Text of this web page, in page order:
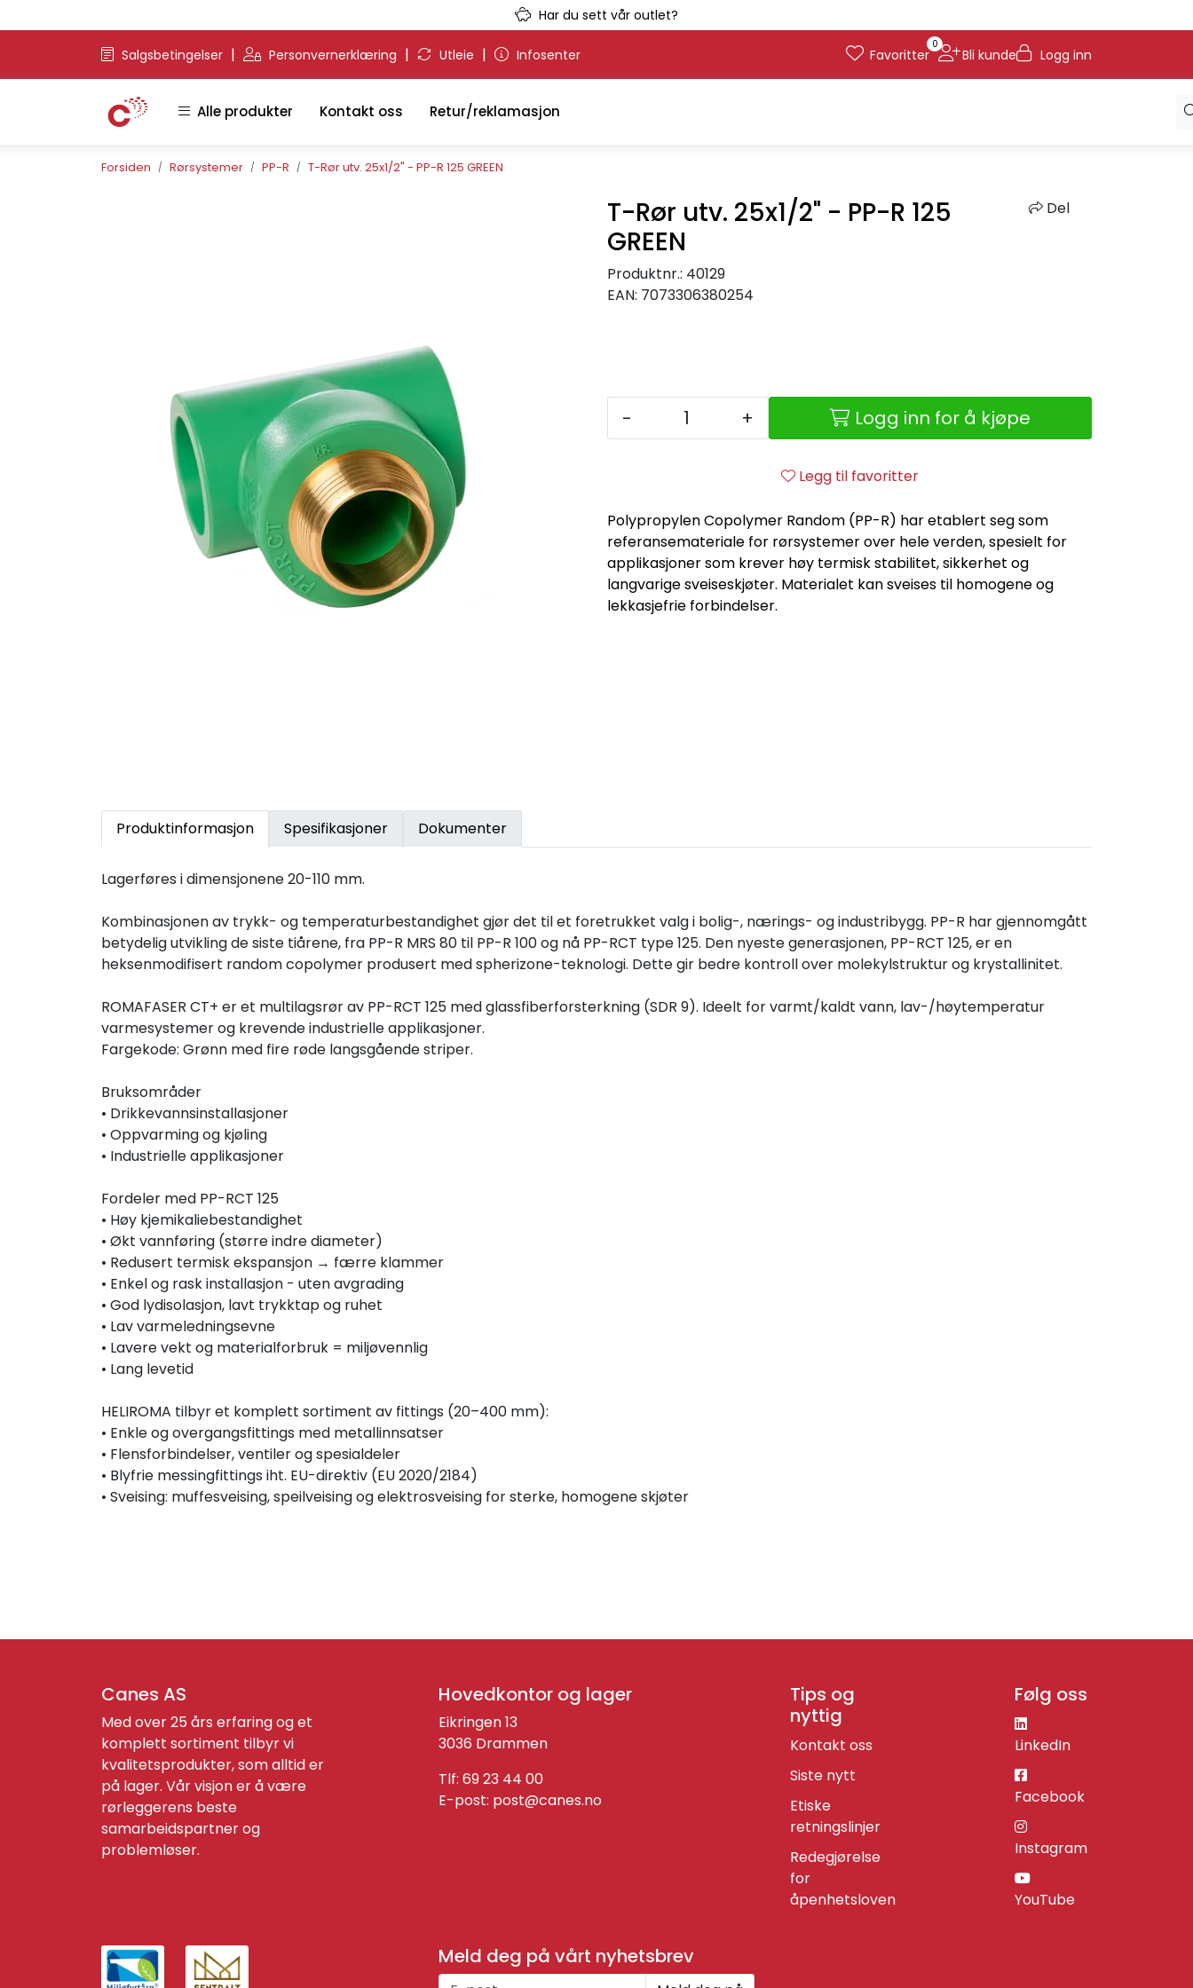
Har du sett vår outlet?
Salgsbetingelser | Personvernerklæring | Utleie | Infosenter
0
Favoritter Bli kunde Logg inn
Alle produkter Kontakt oss Retur/reklamasjon
Forsiden Rørsystemer PP-R T-Rør utv. 25x1/2" - PP-R 125 GREEN
T-Rør utv. 25x1/2" - PP-R 125
GREEN
Produktnr.: 40129
EAN: 7073306380254
Del
- + Logg inn for å kjøpe
Legg til favoritter
Polypropylen Copolymer Random (PP-R) har etablert seg som
referansemateriale for rørsystemer over hele verden, spesielt for
applikasjoner som krever høy termisk stabilitet, sikkerhet og
langvarige sveiseskjøter. Materialet kan sveises til homogene og
lekkasjefrie forbindelser.
Produktinformasjon Spesifikasjoner Dokumenter
Lagerføres i dimensjonene 20-110 mm.
Kombinasjonen av trykk- og temperaturbestandighet gjør det til et foretrukket valg i bolig-, nærings- og industribygg. PP-R har gjennomgått
betydelig utvikling de siste tiårene, fra PP-R MRS 80 til PP-R 100 og nå PP-RCT type 125. Den nyeste generasjonen, PP-RCT 125, er en
heksenmodifisert random copolymer produsert med spherizone-teknologi. Dette gir bedre kontroll over molekylstruktur og krystallinitet.
ROMAFASER CT+ er et multilagsrør av PP-RCT 125 med glassfiberforsterkning (SDR 9). Ideelt for varmt/kaldt vann, lav-/høytemperatur
varmesystemer og krevende industrielle applikasjoner.
Fargekode: Grønn med fire røde langsgående striper.
Bruksområder
• Drikkevannsinstallasjoner
• Oppvarming og kjøling
• Industrielle applikasjoner
Fordeler med PP-RCT 125
• Høy kjemikaliebestandighet
• Økt vannføring (større indre diameter)
• Redusert termisk ekspansjon → færre klammer
• Enkel og rask installasjon - uten avgrading
• God lydisolasjon, lavt trykktap og ruhet
• Lav varmeledningsevne
• Lavere vekt og materialforbruk = miljøvennlig
• Lang levetid
HELIROMA tilbyr et komplett sortiment av fittings (20–400 mm):
• Enkle og overgangsfittings med metallinnsatser
• Flensforbindelser, ventiler og spesialdeler
• Blyfrie messingfittings iht. EU-direktiv (EU 2020/2184)
• Sveising: muffesveising, speilveising og elektrosveising for sterke, homogene skjøter
Canes AS
Med over 25 års erfaring og et
komplett sortiment tilbyr vi
kvalitetsprodukter, som alltid er
på lager. Vår visjon er å være
rørleggerens beste
samarbeidspartner og
problemløser.
Hovedkontor og lager
Eikringen 13
3036 Drammen
Tlf: 69 23 44 00
E-post: post@canes.no
Tips og
nyttig
Kontakt oss
Siste nytt
Etiske
retningslinjer
Redegjørelse
for
åpenhetsloven
Følg oss
LinkedIn
Facebook
Instagram
YouTube
Meld deg på vårt nyhetsbrev